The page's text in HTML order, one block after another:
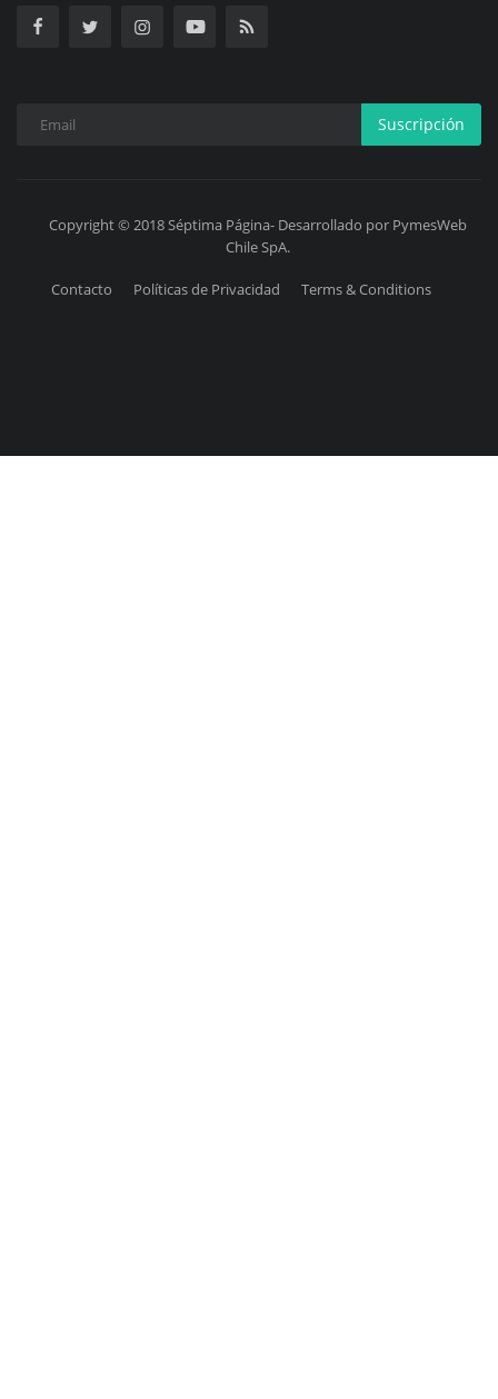
Suscripción
Copyright © 2018 Séptima Página- Desarrollado por PymesWeb
Chile SpA.
Contacto Políticas de Privacidad Terms & Conditions